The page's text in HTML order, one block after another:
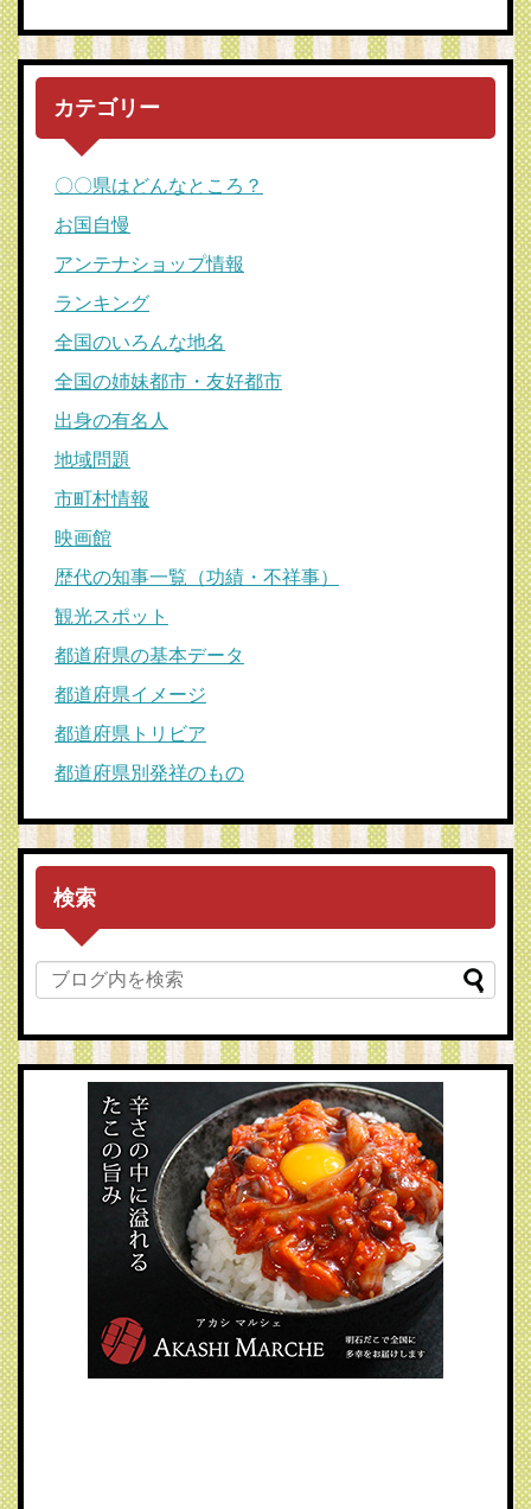
カテゴリー
〇〇県はどんなところ？
お国自慢
アンテナショップ情報
ランキング
全国のいろんな地名
全国の姉妹都市・友好都市
出身の有名人
地域問題
市町村情報
映画館
歴代の知事一覧（功績・不祥事）
観光スポット
都道府県の基本データ
都道府県イメージ
都道府県トリビア
都道府県別発祥のもの
検索